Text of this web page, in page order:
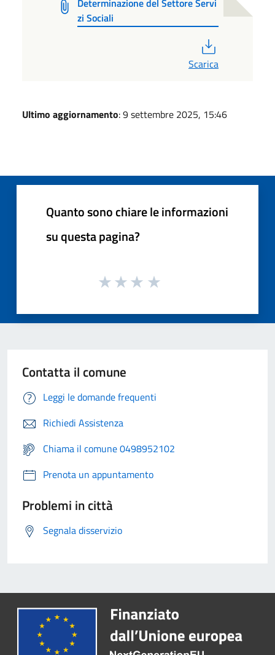
zi Sociali
Scarica
Ultimo aggiornamento: 9 settembre 2025, 15:46
Quanto sono chiare le informazioni
su questa pagina?
Contatta il comune
Leggi le domande frequenti
Richiedi Assistenza
Chiama il comune 0498952102
Prenota un appuntamento
Problemi in città
Segnala disservizio